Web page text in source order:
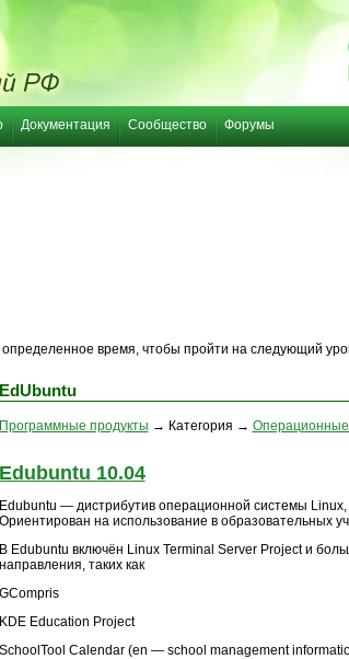
Документация Сообщество Форумы
время, чтобы пройти на следующий
EdUbuntu
Программные продукты → Категория →
Edubuntu 10.04
Edubuntu — дистрибутив операционной системы
Ориентирован на использование в образовательных
В Edubuntu включён Linux Terminal Server Project и
направления, таких как
GCompris
KDE Education Project
SchoolTool Calendar (en — school management